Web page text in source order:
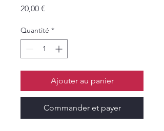
20,00 €
Quantité *
Ajouter au panier
Commander et payer